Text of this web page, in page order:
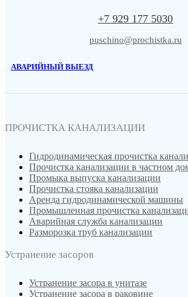
+7 929 177 5030
puschino@prochistka.ru
АВАРИЙНЫЙ ВЫЕЗД
ПРОЧИСТКА КАНАЛИЗАЦИИ
Гидродинамическая прочистка
Прочистка канализации в частном
Промыка выпуска канализации
Прочистка стояка канализации
Аренда гидродинамической машины
Промышленная прочистка
Аварийная служба канализации
Разморозка труб канализации
Устранение засоров
Устранение засора в унитазе
Устранение засора в раковине